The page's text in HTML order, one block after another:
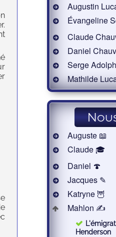
Augustin
Évangeline
Claude
Daniel
Serge
Mathilde
Auguste 📖
Claude 🎓
Daniel 🍄
Jacques ✎
Katryne 🦉
Mahlon ✍
Henderson